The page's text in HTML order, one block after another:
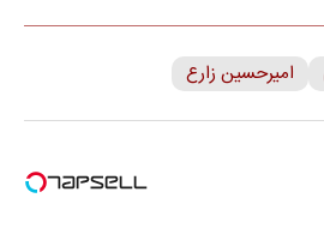
امیرحسین زارع